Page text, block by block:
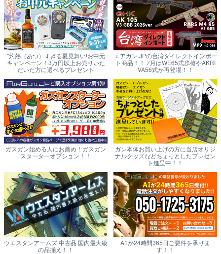
"灼熱（あつ）すぎる夏見舞い!お中元
キャンペーン！3万円以上お売りいた
だいた方に選べるプレゼント
エアガン.JPの台湾ダイレクトインポー
ト商品！！ 7月はWE65式歩槍やAKRI
VA56式が再登場！！
ガスガン始める人にお薦め！ガスガン
スターターオプション！！
ガン本体お買い上げの方に当店オリジ
ナルグッズなどちょっとしたプレゼン
ト進呈中！！
ウエスタンアームズ 中古品 国内最大級
の品揃え！！
A1が24時間365日ご要件を承りま
す！！